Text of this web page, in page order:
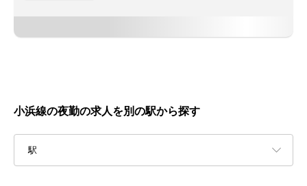
小浜線の夜勤の求人を別の駅から探す
駅